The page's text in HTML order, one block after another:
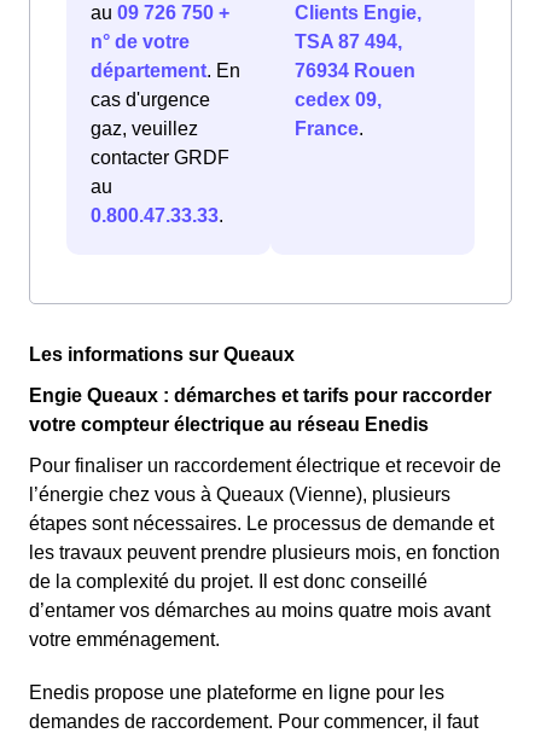
au 09 726 750 +
n° de votre
département. En
cas d'urgence
gaz, veuillez
contacter GRDF
au
0.800.47.33.33.
Clients Engie,
TSA 87 494,
76934 Rouen
cedex 09,
France.
Les informations sur Queaux
Engie Queaux : démarches et tarifs pour raccorder
votre compteur électrique au réseau Enedis
Pour finaliser un raccordement électrique et recevoir de
l’énergie chez vous à Queaux (Vienne), plusieurs
étapes sont nécessaires. Le processus de demande et
les travaux peuvent prendre plusieurs mois, en fonction
de la complexité du projet. Il est donc conseillé
d’entamer vos démarches au moins quatre mois avant
votre emménagement.
Enedis propose une plateforme en ligne pour les
demandes de raccordement. Pour commencer, il faut